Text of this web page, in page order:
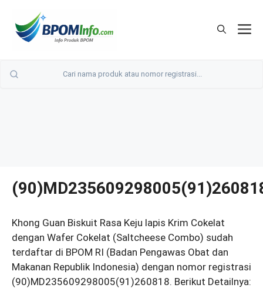
Khong Guan Biskuit Rasa Keju lapis Krim Cokelat
dengan Wafer Cokelat (Saltcheese Combo) sudah
terdaftar di BPOM RI (Badan Pengawas Obat dan
Makanan Republik Indonesia) dengan nomor registrasi
(90)MD235609298005(91)260818. Berikut Detailnya: